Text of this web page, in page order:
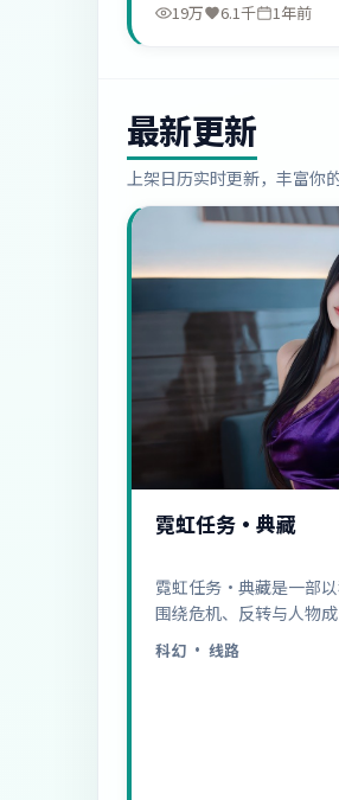
19万 6.1千 1年前
最新更新
上架日历实时更新，丰富你
霓虹任务·典藏
霓虹任务·典藏是一部以
围绕危机、反转与人物
值得推荐观看。
科幻 · 线路